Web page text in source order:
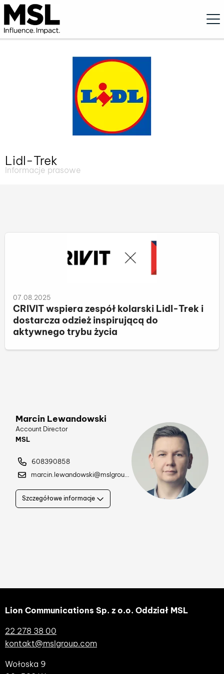
Lidl-Trek
Informacje prasowe
07.08.2025
CRIVIT wspiera zespół kolarski Lidl-Trek i
dostarcza odzież inspirującą do
aktywnego trybu życia
Marcin Lewandowski
Account Director
MSL
608390858
marcin.lewandowski@mslgroup.com
Szczegółowe informacje
Lion Communications Sp. z o.o. Oddział MSL
22 278 38 00
kontakt@mslgroup.com
Wołoska 9